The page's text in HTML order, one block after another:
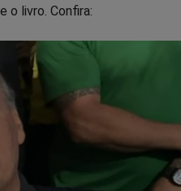
o livro. Confira: